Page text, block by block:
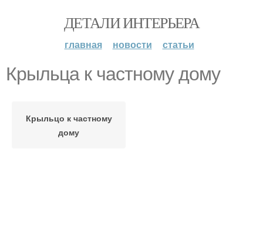
ДЕТАЛИ ИНТЕРЬЕРА
главная новости статьи
Крыльца к частному дому
Крыльцо к частному
дому